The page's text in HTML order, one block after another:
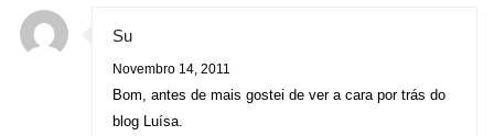
Su
Novembro 14, 2011
Bom, antes de mais gostei de ver a cara por trás do
blog Luísa.